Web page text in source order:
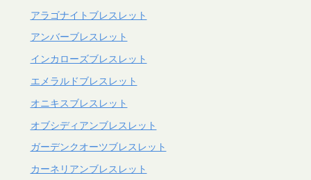
アラゴナイトブレスレット
アンバーブレスレット
インカローズブレスレット
エメラルドブレスレット
オニキスブレスレット
オブシディアンブレスレット
ガーデンクオーツブレスレット
カーネリアンブレスレット